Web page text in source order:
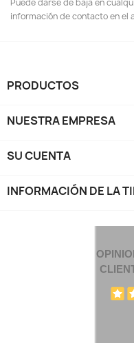
Puede darse de baja en
información de contacto en el
PRODUCTOS
NUESTRA EMPRESA
SU CUENTA
INFORMACIÓN DE LA